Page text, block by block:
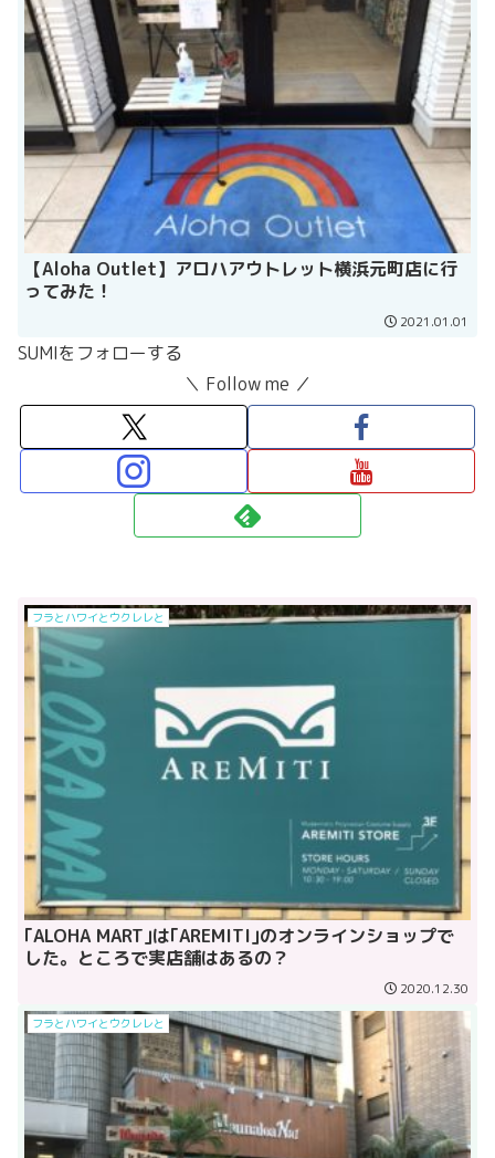
【Aloha Outlet】アロハアウトレット横浜元町店に行
ってみた！
2021.01.01
SUMIをフォローする
＼ Follow me ／
フラとハワイとウクレレと
｢ALOHA MART｣は｢AREMITI｣のオンラインショップで
した。ところで実店舗はあるの？
2020.12.30
フラとハワイとウクレレと